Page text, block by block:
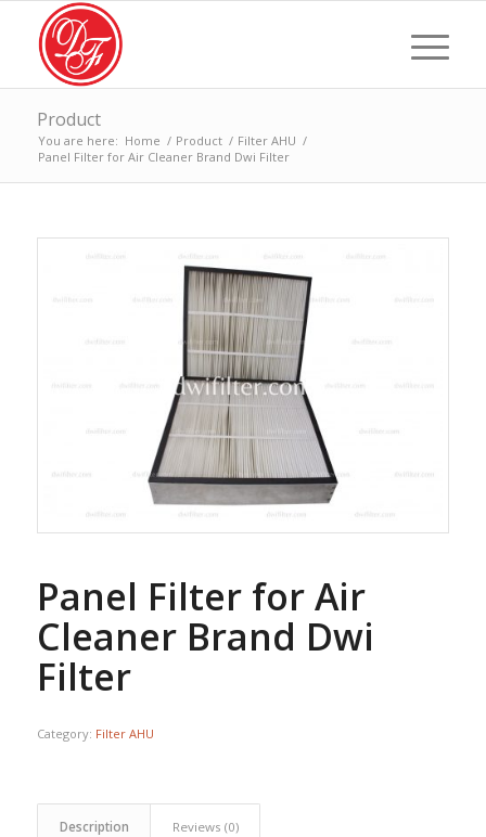
Product
You are here: Home / Product / Filter AHU /
Panel Filter for Air Cleaner Brand Dwi Filter
Panel Filter for Air
Cleaner Brand Dwi
Filter
Category: Filter AHU
Description Reviews (0)